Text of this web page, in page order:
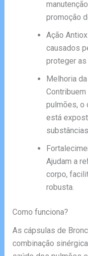
promoção
Ação
causados
proteger
Melhoria
pulmões, o
está
Ajudam a
corpo,
robusta.
Como funciona?
As cápsulas de
combinação